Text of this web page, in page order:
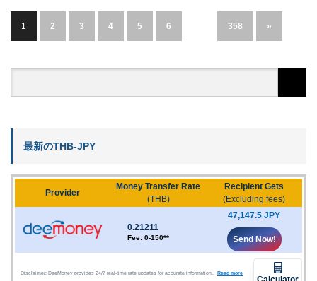
1 2 3 4 5 6 358 »
最新のTHB-JPY